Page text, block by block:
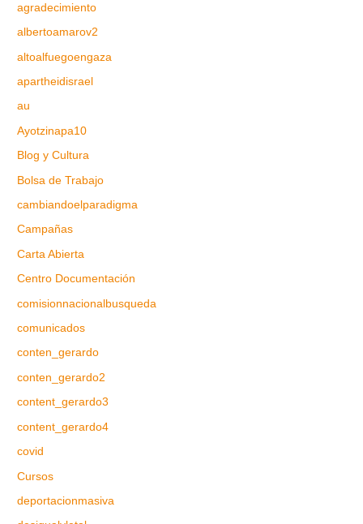
agradecimiento
albertoamarov2
altoalfuegoengaza
apartheidisrael
au
Ayotzinapa10
Blog y Cultura
Bolsa de Trabajo
cambiandoelparadigma
Campañas
Carta Abierta
Centro Documentación
comisionnacionalbusqueda
comunicados
conten_gerardo
conten_gerardo2
content_gerardo3
content_gerardo4
covid
Cursos
deportacionmasiva